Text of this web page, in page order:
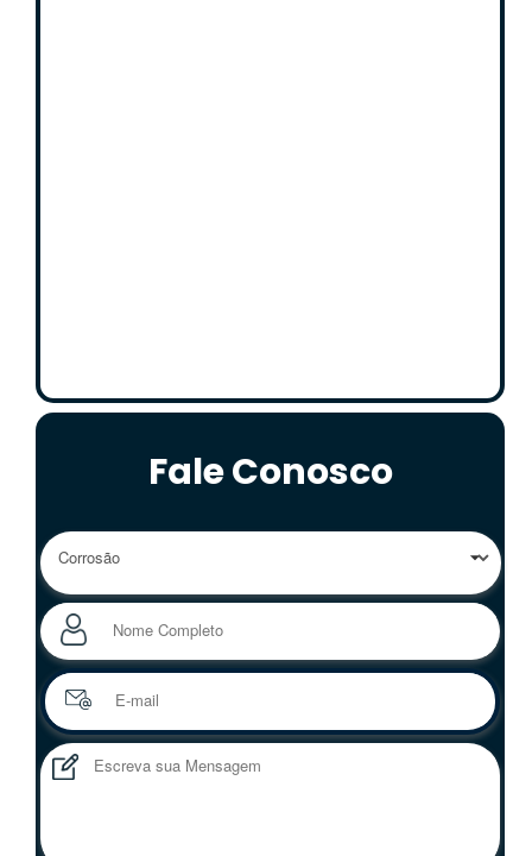
Fale Conosco